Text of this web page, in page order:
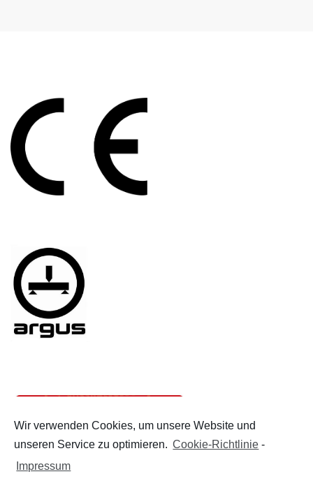
Wir verwenden Cookies, um unsere Website und
unseren Service zu optimieren. Cookie-Richtlinie -
Impressum